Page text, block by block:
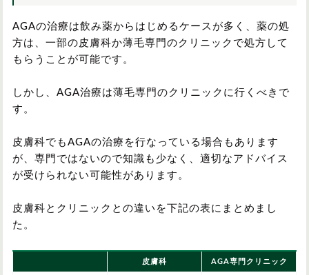
AGAの治療は飲み薬からはじめるケースが多く、薬の処
方は、一部の皮膚科か薄毛専門のクリニックで処方して
もらうことが可能です。
しかし、AGA治療は薄毛専門のクリニックに行くべきで
す。
皮膚科でもAGAの治療を行なっている場合もあります
が、専門ではないので知識も少なく、適切なアドバイス
が受けられない可能性があります。
皮膚科とクリニックとの違いを下記の表にまとめまし
た。
皮膚科 AGA専門クリニック